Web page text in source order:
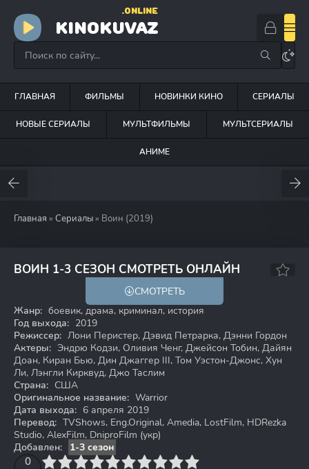
KINOKUVAZ
.ONLINE
ГЛАВНАЯ ФИЛЬМЫ НОВИНКИ КИНО СЕРИАЛЫ
НОВЫЕ СЕРИАЛЫ МУЛЬТФИЛЬМЫ МУЛЬТСЕРИАЛЫ
АНИМЕ
Главная » Сериалы » Воин (2019)
ВОИН 1-3 СЕЗОН СМОТРЕТЬ ОНЛАЙН
8.2 8.4
СМОТРЕТЬ
Жанр: боевик, драма, криминал, история
Год выхода: 2019
Режиссер: Лони Перистер, Дэвид Петрарка, Дэнни Гордон
Актеры: Эндрю Кодзи, Оливия Ченг, Джейсон Тобин, Дайян
Доан, Киран Бью, Дин Джаггер III, Том Уэстон-Джонс, Хун
Ли, Лэнгли Кирквуд, Джо Таслим
Страна: США
Оригинальное название: Warrior
Дата выхода: 6 апреля 2019
Перевод: TVShows, Eng.Original, Amedia, LostFilm, HDRezka
Studio, AlexFilm, DniproFilm (укр)
Добавлен:
1-3 сезон
0
4 6 7 8 9 10